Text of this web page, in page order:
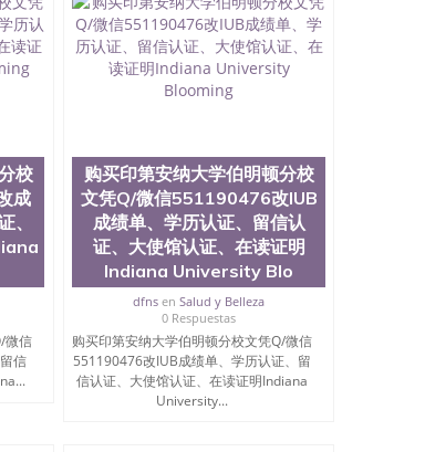
泰国文凭办理QQ微信551190476法国
国文凭在中国有用吗QQ微信551190476
国外硕士文凭办理QQ微信
微信551190476国外本科毕业证怎么办
文凭可找工作QQ微信551190476国外大
办理QQ微信551190476如何办理学历认
立大学（San Jose State University, 又
久的大学之一，也是美西地区的公立大
于加利福尼亚州的著名综合性公立大
学术氛围，杰出的本科教育质量，被
各地的成百上千的海外学生前往求学。
的高等教育机构，并获誉为美国本科教
排名中表现优异。其毕业生大多可以在
生大三和大四的学期提供许多相应科系
圣何塞州立大学都占据着加州所有
附近的旧金山-圣何塞地区为全美的重要
并有来自世界60余国的学生来此就
校
成
、
微信
信
购买印第安纳大学伯明顿分校
文凭Q/微信551190476改IUB
成绩单、学历认证、留信认
证、大使馆认证、在读证明
Indiana University Blo
dfns enSalud y Belleza
0 Respuestas
购买印第安纳大学伯明顿分校文凭Q/微信
551190476改IUB成绩单、学历认证、留
信认证、大使馆认证、在读证明Indiana
University...